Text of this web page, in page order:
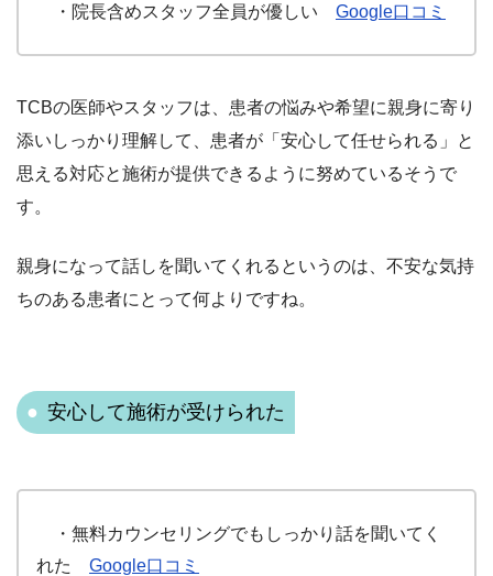
・院長含めスタッフ全員が優しい Google口コミ
TCBの医師やスタッフは、患者の悩みや希望に親身に寄り
添いしっかり理解して、患者が「安心して任せられる」と
思える対応と施術が提供できるように努めているそうで
す。
親身になって話しを聞いてくれるというのは、不安な気持
ちのある患者にとって何より ですね。
安心して施術が受けられた
・無料カウンセリングでもしっかり話を聞いてく
れた Google口コミ